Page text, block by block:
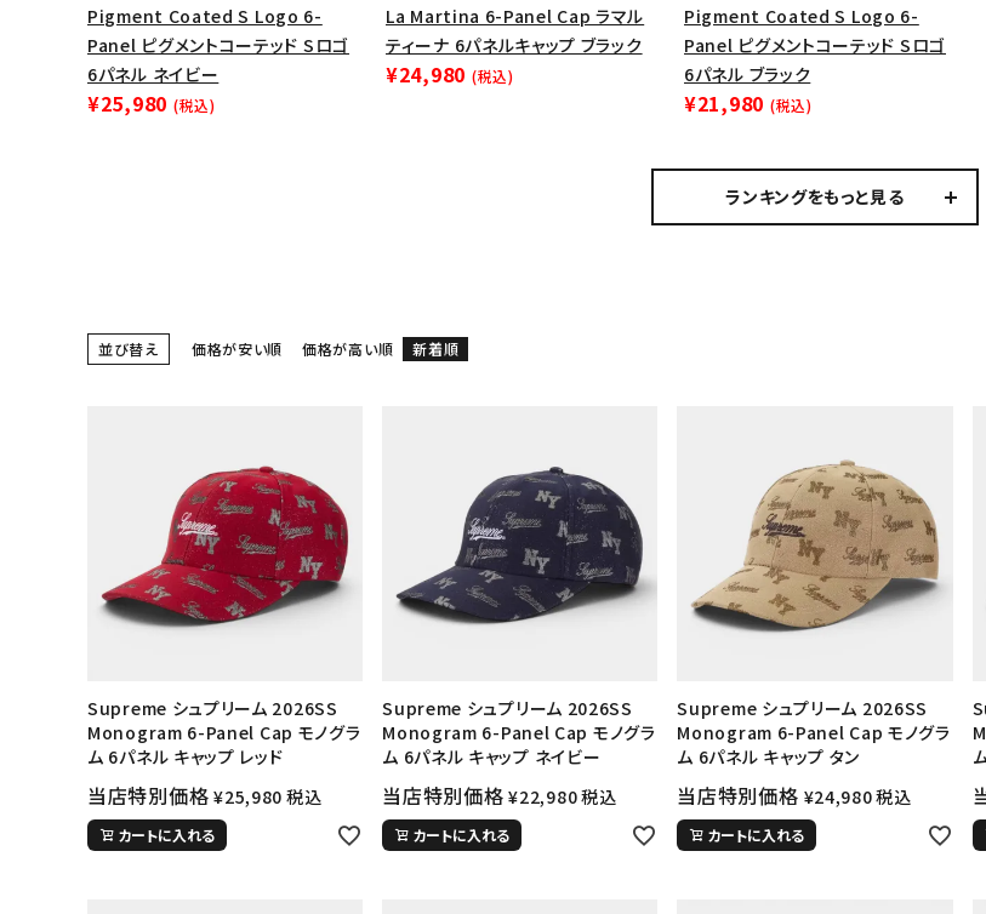
ニット帽・ビーニー
バックパック・リュック
COLLABORATION BRAND
ようこそ ゲスト 様
ログイン person 会員登録
Pigment Coated S Logo 6-
Panel ピグメントコーテッド Sロゴ
6パネル ネイビー
¥25,980 (税込)
La Martina 6-Panel Cap ラマル
ティーナ 6パネルキャップ ブラック
¥24,980 (税込)
Pigment Coated S Logo 6-
Panel ピグメントコーテッド Sロゴ
6パネル ブラック
¥21,980 (税込)
ランキングをもっと見る
並び替え 価格が安い順 価格が高い順 新着順
Supreme シュプリーム 2026SS
Monogram 6-Panel Cap モノグラ
ム 6パネル キャップ レッド
当店特別価格 ¥25,980 税込
カートに入れる
Supreme シュプリーム 2026SS
Monogram 6-Panel Cap モノグラ
ム 6パネル キャップ ネイビー
当店特別価格 ¥22,980税込
カートに入れる
Supreme シュプリーム 2026SS
Monogram 6-Panel Cap モノグラ
ム 6パネル キャップ タン
当店特別価格 ¥24,980税込
カートに入れる